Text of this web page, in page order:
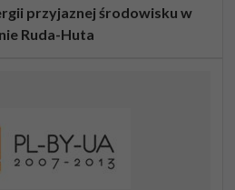
przyjaznej środowisku w
Ruda-Huta